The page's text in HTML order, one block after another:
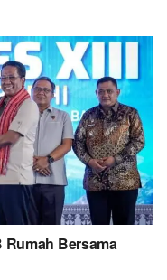
Rumah Bersama